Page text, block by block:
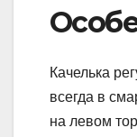
Качелька
всегда в
на левом